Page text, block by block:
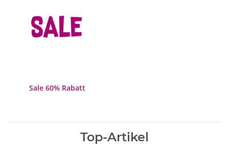
Sale 60% Rabatt
Top-Artikel